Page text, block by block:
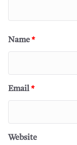
Name*
Email*
Website